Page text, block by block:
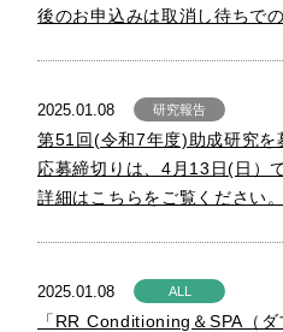
後のお申込みは取消し待ちで
2025.01.08 研究報告
第51回(令和7年度)助成研究を
応募締切りは、4月13日(日）で
詳細はこちらをご覧ください。
2025.01.08 ALL
「RR Conditioning＆SPA（